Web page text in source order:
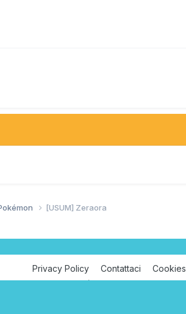
[USUM] Zeraora
Privacy Policy Contattaci Cookies
Pokémon Millennium